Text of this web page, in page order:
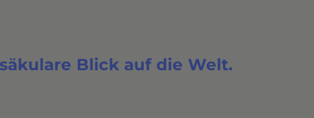
Blick auf die Welt.